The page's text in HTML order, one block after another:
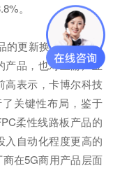
。
的更新换代，这必然
产品，也对上游产业
高表示，卡博尔科技
关键性布局，鉴于
柔性线路板产品的
入自动化程度更高的
在5G商用产品层面